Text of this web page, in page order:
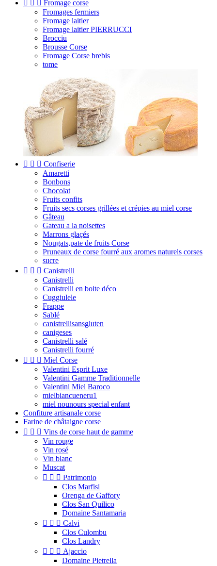
Fromage corse
Fromages fermiers
Fromage laitier
Fromage laitier PIERRUCCI
Brocciu
Brousse Corse
Fromage Corse brebis
tome
   Confiserie
Amaretti
Bonbons
Chocolat
Fruits confits
Fruits secs corses grillées et crépies au miel corse
Gâteau
Gateau a la noisettes
Marrons glaçés
Nougats,pate de fruits Corse
Pruneaux de corse fourré aux aromes naturels corses
sucre
   Canistrelli
Canistrelli
Canistrelli en boite déco
Cuggiulele
Frappe
Sablé
canistrellisansgluten
canigeses
Canistrelli salé
Canistrelli fourré
   Miel Corse
Valentini Esprit Luxe
Valentini Gamme Traditionnelle
Valentini Miel Baroco
mielbiancueneru1
miel nounours special enfant
Confiture artisanale corse
Farine de châtaigne corse
   Vins de corse haut de gamme
Vin rouge
Vin rosé
Vin blanc
Muscat
   Patrimonio
Clos Marfisi
Orenga de Gaffory
Clos San Quilico
Domaine Santamaria
   Calvi
Clos Culombu
Clos Landry
   Ajaccio
Domaine Pietrella